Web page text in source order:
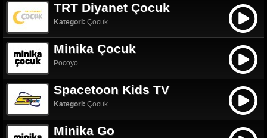
TRT Diyanet Çocuk
Kategori: Çocuk
Minika Çocuk
Pocoyo
Spacetoon Kids TV
Kategori: Çocuk
Minika Go